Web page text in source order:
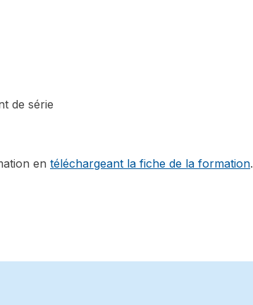
de série
en téléchargeant la fiche de la formation.